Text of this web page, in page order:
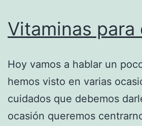
Vitaminas para
Hoy vamos a hablar un
hemos visto en varias
cuidados que debemos
ocasión queremos